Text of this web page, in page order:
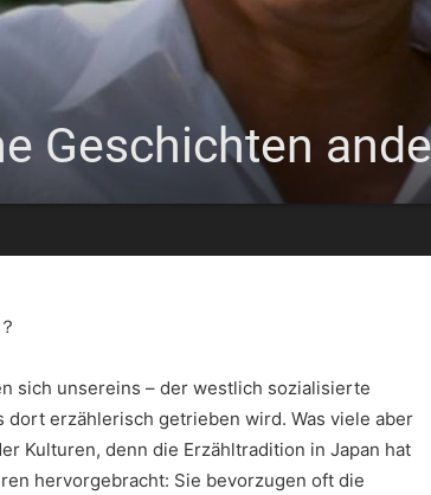
Geschichten
sich unsereins – der westlich sozialisierte
erzählerisch getrieben wird. Was viele aber
Kulturen, denn die Erzähltradition in Japan hat
hervorgebracht: Sie bevorzugen oft die